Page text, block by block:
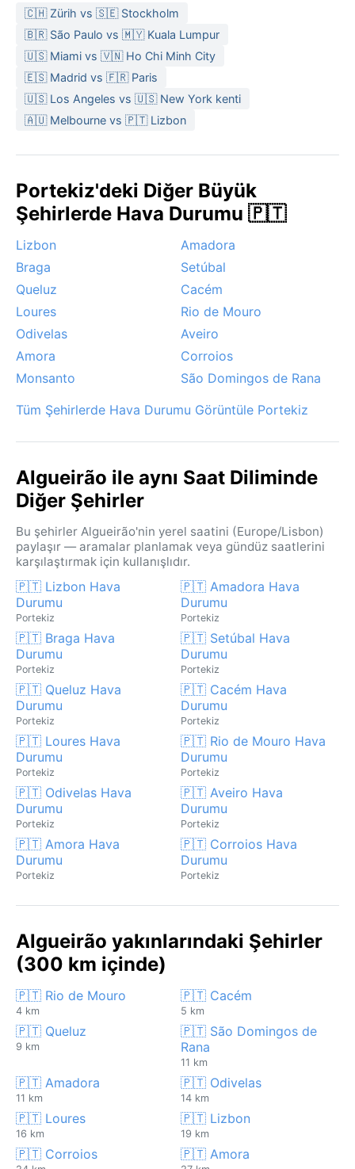
Ziyaret için en iyi dönem, havanın en dengeli olduğu
mayıs ve eylül arasıdır; bu aylarda sıcaklıklar ne
bunaltıcı ne de serindir. Kış aylarında zaman zaman
Atlantik’ten gelen fırtınalar şiddetli rüzgâr ve yoğun
yağmur getirebilir, ancak kasırga veya kar gibi aşırı
olaylar neredeyse hiç görülmez. Sis, özellikle
bölgelerde kısa süreli puslara yol açsa da Algueirão’da
da şehri Portekiz’in diğer iç kesimlerine kıyasla daha
ferah kılar.
🇨🇭 Zürih vs 🇸🇪 Stockholm
🇧🇷 São Paulo vs 🇲🇾 Kuala Lumpur
🇺🇸 Miami vs 🇻🇳 Ho Chi Minh City
🇪🇸 Madrid vs 🇫🇷 Paris
🇺🇸 Los Angeles vs 🇺🇸 New York kenti
🇦🇺 Melbourne vs 🇵🇹 Lizbon
Portekiz'deki Diğer Büyük
Şehirlerde Hava Durumu 🇵🇹
Lizbon
Amadora
Braga
Setúbal
Queluz
Cacém
Loures
Rio de Mouro
Odivelas
Aveiro
Amora
Corroios
Monsanto
São Domingos de Rana
Tüm Şehirlerde Hava Durumu Görüntüle Portekiz
Algueirão ile aynı Saat Diliminde
Diğer Şehirler
Bu şehirler Algueirão'nin yerel saatini (Europe/Lisbon)
paylaşır — aramalar planlamak veya gündüz saatlerini
karşılaştırmak için kullanışlıdır.
🇵🇹 Lizbon Hava
Durumu
Portekiz
🇵🇹 Amadora Hava
Durumu
Portekiz
🇵🇹 Braga Hava
Durumu
Portekiz
🇵🇹 Setúbal Hava
Durumu
Portekiz
🇵🇹 Queluz Hava
Durumu
Portekiz
🇵🇹 Cacém Hava
Durumu
Portekiz
🇵🇹 Loures Hava
Durumu
Portekiz
🇵🇹 Rio de Mouro Hava
Durumu
Portekiz
🇵🇹 Odivelas Hava
Durumu
Portekiz
🇵🇹 Aveiro Hava
Durumu
Portekiz
🇵🇹 Amora Hava
Durumu
Portekiz
🇵🇹 Corroios Hava
Durumu
Portekiz
Algueirão yakınlarındaki Şehirler
(300 km içinde)
🇵🇹 Rio de Mouro
4 km
🇵🇹 Cacém
5 km
🇵🇹 Queluz
9 km
🇵🇹 São Domingos de
Rana
11 km
🇵🇹 Amadora
11 km
🇵🇹 Odivelas
14 km
🇵🇹 Loures
16 km
🇵🇹 Lizbon
19 km
🇵🇹 Corroios 🇵🇹 Amora